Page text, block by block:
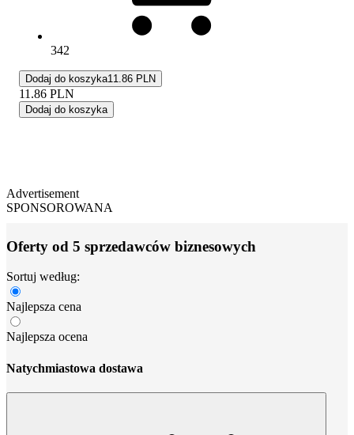
342
Dodaj do koszyka11.86 PLN
11.86 PLN
Dodaj do koszyka
Advertisement
SPONSOROWANA
Oferty od 5 sprzedawców biznesowych
Sortuj według:
Najlepsza cena
Najlepsza ocena
Natychmiastowa dostawa